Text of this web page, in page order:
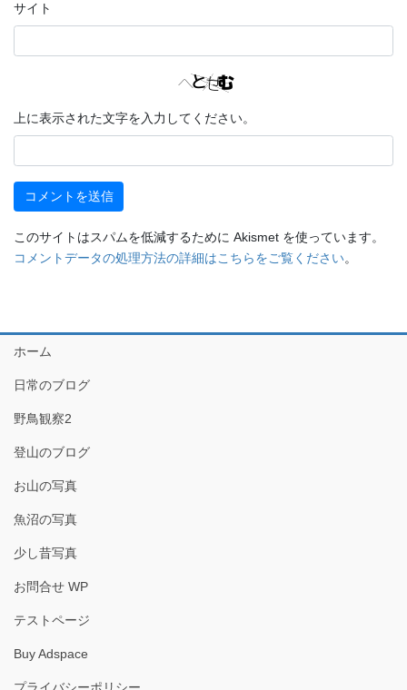
サイト
上に表示された文字を入力してください。
このサイトはスパムを低減するために Akismet を使っています。
コメントデータの処理方法の詳細はこちらをご覧ください。
ホーム
日常のブログ
野鳥観察2
登山のブログ
お山の写真
魚沼の写真
少し昔写真
お問合せ WP
テストページ
Buy Adspace